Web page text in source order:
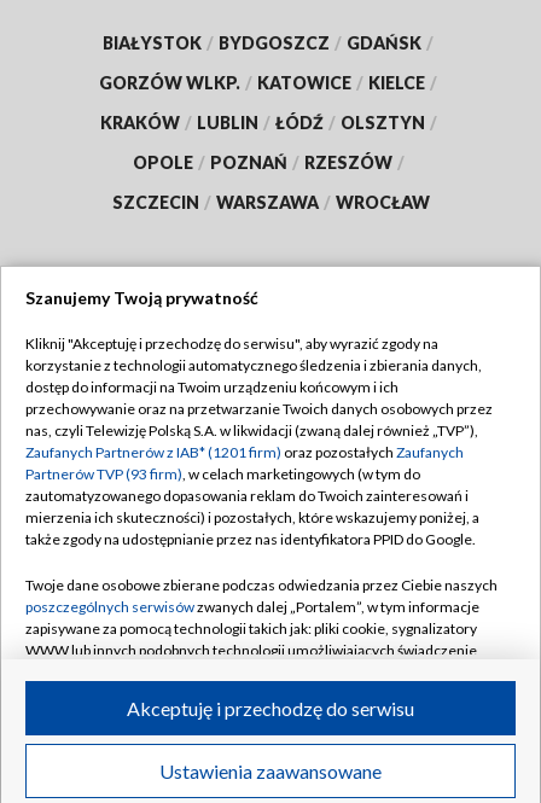
BIAŁYSTOK / BYDGOSZCZ / GDAŃSK /
GORZÓW WLKP. / KATOWICE / KIELCE /
KRAKÓW / LUBLIN / ŁÓDŹ / OLSZTYN /
OPOLE / POZNAŃ / RZESZÓW /
SZCZECIN / WARSZAWA / WROCŁAW
TVP
Abonament TVP
Emisja w TVP
Centrum informacji TVP
Naziemna Telewizja Cyfrowa
Rada Programowa
System NOS
Informacje o nadawcy
Program dla prasy
Ogłoszenie przetargowe
Regulamin TVP
Polityka prywatności
Moje zgody
Pomoc
Kontakt
Kanały
©2026 Telewizja Polska S.A. w likwidacji
Szanujemy Twoją prywatność
Kliknij "Akceptuję i przechodzę do serwisu", aby wyrazić zgody na
korzystanie z technologii automatycznego śledzenia i zbierania danych,
dostęp do informacji na Twoim urządzeniu końcowym i ich
przechowywanie oraz na przetwarzanie Twoich danych osobowych przez
nas, czyli Telewizję Polską S.A. w likwidacji (zwaną dalej również „TVP”),
Zaufanych Partnerów z IAB* (1201 firm) oraz pozostałych Zaufanych
Partnerów TVP (93 firm), w celach marketingowych (w tym do
zautomatyzowanego dopasowania reklam do Twoich zainteresowań i
mierzenia ich skuteczności) i pozostałych, które wskazujemy poniżej, a
także zgody na udostępnianie przez nas identyfikatora PPID do Google.
Twoje dane osobowe zbierane podczas odwiedzania przez Ciebie naszych
poszczególnych serwisówzwanych dalej „Portalem”, w tym informacje
zapisywane za pomocą technologii takich jak: pliki cookie, sygnalizatory
WWW lub innych podobnych technologii umożliwiających świadczenie
ruchu w Internecie.
Twoje dane osobowe zbierane podczas odwiedzania przez Ciebie
poszczególnych serwisówna Portalu, takie jak adresy IP, identyfikatory
Ustawienia zaawansowane
Akceptuję i przechodzę do serwisu